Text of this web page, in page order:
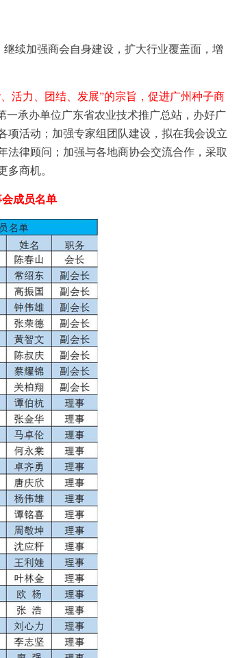
续加强商会自身建设，扩大行业覆盖面，增
活力、团结、发展”的宗旨，促进广州种子商
一承办单位广东省农业技术推广总站，办好广
项活动；加强专家组团队建设，拟在我会设立
法律顾问；加强与各地商协会交流合作，采取
多商机。
成员名单